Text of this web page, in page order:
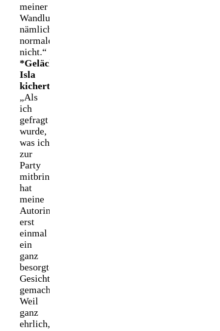
meiner
Wandlungsgestalt
nämlich
normalerweise
nicht.“
*Gelächter.
Isla
kichert.*
„Als
ich
gefragt
wurde,
was ich
zur
Party
mitbringe,
hat
meine
Autorin
erst
einmal
ein
ganz
besorgtes
Gesicht
gemacht.
Weil
ganz
ehrlich,